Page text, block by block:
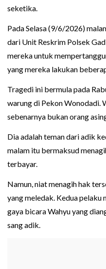
seketika.
Pada Selasa (9/6/2026)
dari Unit Reskrim Polsek
mereka untuk
yang mereka lakukan
Tragedi ini bermula pada
warung di Pekon Wonodadi.
sebenarnya bukan orang
Dia adalah teman dari adik
malam itu bermaksud
terbayar.
Namun, niat menagih hak
yang meledak. Kedua pelaku
gaya bicara Wahyu yang
sang adik.